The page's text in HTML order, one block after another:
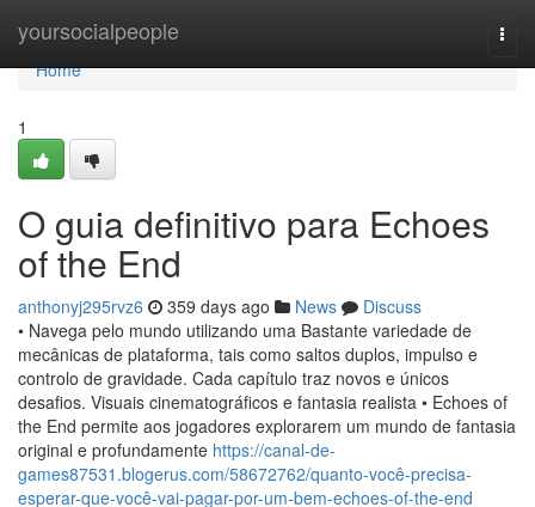
yoursocialpeople
Home
Home
1
O guia definitivo para Echoes
of the End
anthonyj295rvz6 359 days ago News
Discuss
• Navega pelo mundo utilizando uma Bastante variedade de
mecânicas de plataforma, tais como saltos duplos, impulso e
controlo de gravidade. Cada capítulo traz novos e únicos
desafios. Visuais cinematográficos e fantasia realista • Echoes of
the End permite aos jogadores explorarem um mundo de fantasia
original e profundamente https://canal-de-
games87531.blogerus.com/58672762/quanto-você-precisa-
esperar-que-você-vai-pagar-por-um-bem-echoes-of-the-end